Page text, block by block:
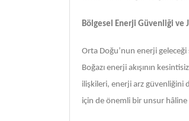
Bölgesel Enerji Güvenliği
Orta Doğu’nun enerji
Boğazı enerji akışının
ilişkileri, enerji arz güvenliğini
için de önemli bir unsur hâline